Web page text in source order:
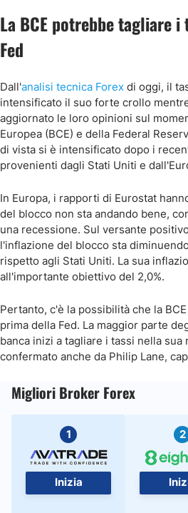
La BCE potrebbe tagliare
Fed
Dall'analisi tecnica Forex di oggi, il
intensificato il suo forte crollo
aggiornato le loro opinioni sul
Europea (BCE) e della Federal
di vista si è intensificato dopo i
provenienti dagli Stati Uniti e
In Europa, i rapporti di Eurostat
del blocco non sta andando bene,
una recessione. Sul versante
l'inflazione del blocco sta
rispetto agli Stati Uniti. La sua
all'importante obiettivo del 2,0%.
Pertanto, c'è la possibilità che la
prima della Fed. La maggior parte
banca inizi a tagliare i tassi nella
confermato anche da Philip Lane,
Migliori Broker Forex
1
Inizia
2